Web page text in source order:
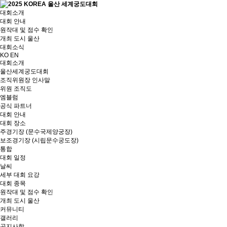
대회소개
대회 안내
원작대 및 점수 확인
개최 도시 울산
대회소식
KO EN
대회소개
울산세계궁도대회
조직위원장 인사말
위원 조직도
엠블럼
공식 파트너
대회 안내
대회 장소
주경기장 (문수국제양궁장)
보조경기장 (시립문수궁도장)
통합
대회 일정
날씨
세부 대회 요강
대회 종목
원작대 및 점수 확인
개최 도시 울산
커뮤니티
갤러리